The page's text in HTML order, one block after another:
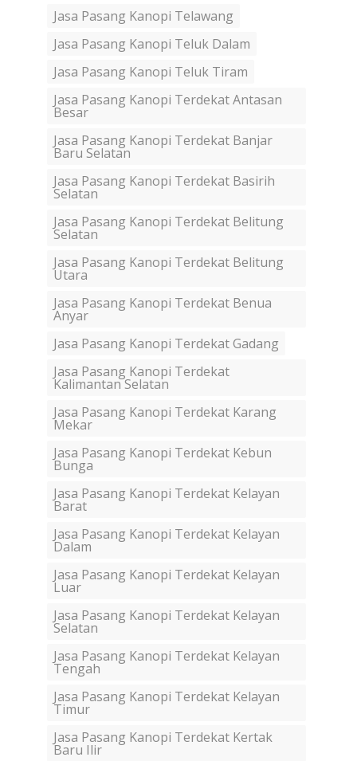
Jasa Pasang Kanopi Telawang
Jasa Pasang Kanopi Teluk Dalam
Jasa Pasang Kanopi Teluk Tiram
Jasa Pasang Kanopi Terdekat Antasan
Besar
Jasa Pasang Kanopi Terdekat Banjar
Baru Selatan
Jasa Pasang Kanopi Terdekat Basirih
Selatan
Jasa Pasang Kanopi Terdekat Belitung
Selatan
Jasa Pasang Kanopi Terdekat Belitung
Utara
Jasa Pasang Kanopi Terdekat Benua
Anyar
Jasa Pasang Kanopi Terdekat Gadang
Jasa Pasang Kanopi Terdekat
Kalimantan Selatan
Jasa Pasang Kanopi Terdekat Karang
Mekar
Jasa Pasang Kanopi Terdekat Kebun
Bunga
Jasa Pasang Kanopi Terdekat Kelayan
Barat
Jasa Pasang Kanopi Terdekat Kelayan
Dalam
Jasa Pasang Kanopi Terdekat Kelayan
Luar
Jasa Pasang Kanopi Terdekat Kelayan
Selatan
Jasa Pasang Kanopi Terdekat Kelayan
Tengah
Jasa Pasang Kanopi Terdekat Kelayan
Timur
Jasa Pasang Kanopi Terdekat Kertak
Baru Ilir